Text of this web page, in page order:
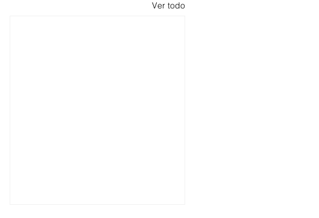
Ver todo